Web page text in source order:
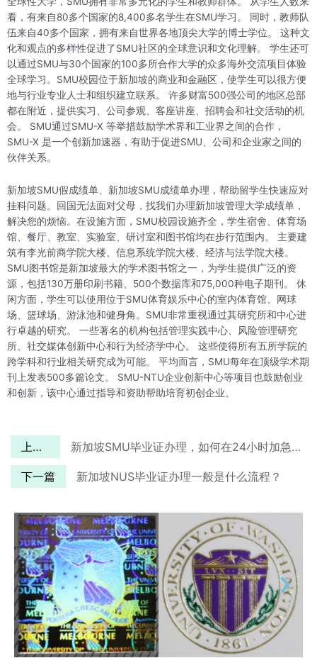
看，有来自80多个国家的8,400多名学生在SMU学习。 同时，教师队
伍来自40多个国家，拥有来自世界各地顶尖大学的博士学位。 这种文
化和观点的多样性促进了SMU社区的全球意识和文化理解。 学生还可
以通过SMU与30个国家的100多所合作大学的众多海外交流项目体验
全球学习。SMU校园位于新加坡的商业和金融区，使学生可以很方便
地与行业专业人士和组织建立联系。 许多财富500强公司的地区总部
都在附近，提供实习、公司参观、客座讲座、招聘会和社交活动的机
会。 SMU通过SMU-X 等举措鼓励学术界和工业界之间的合作，
SMU-X 是一个创新加速器，有助于促进SMU、公司和企业家之间的
伙伴关系。
新加坡SMU假成绩单、新加坡SMU成绩单办理，帮助留学生快速应对
挂科问题。回国无法面对父母，找我们办理新加坡管理大学成绩单，
解决您的烦恼。在设施方面，SMU校园设施齐全，学生宿舍、体育场
馆、餐厅、教室、实验室、研讨室和图书馆均在步行范围内。 主要建
筑有李光前商学院大楼、信息系统学院大楼、经济与法学院大楼。
SMU图书馆是新加坡最大的学术图书馆之一，为学生提供广泛的资
源，包括130万册印刷书籍、500个数据库和75,000种电子期刊。 休
闲方面，学生可以使用位于SMU体育娱乐中心的室内体育馆、网球
场、篮球场、游泳池和健身角。SMU非常重视通过其研究所和中心进
行卓越的研究。 一些著名的机构包括管理实践中心、风险管理研究
所、社交媒体创新中心和行为经济学中心。 这些使得所有五所学院的
跨学科和行业相关研究成为可能。 平均而言，SMU每年在顶级学术期
刊上发表500多篇论文。 SMU-NTU企业创新中心等项目也鼓励创业
和创新，该中心通过指导和资助帮助培育初创企业。
上一篇 新加坡SMU毕业证办理，如何在24小时加急制作完成？
下一篇 新加坡NUS毕业证办理一般是什么流程？